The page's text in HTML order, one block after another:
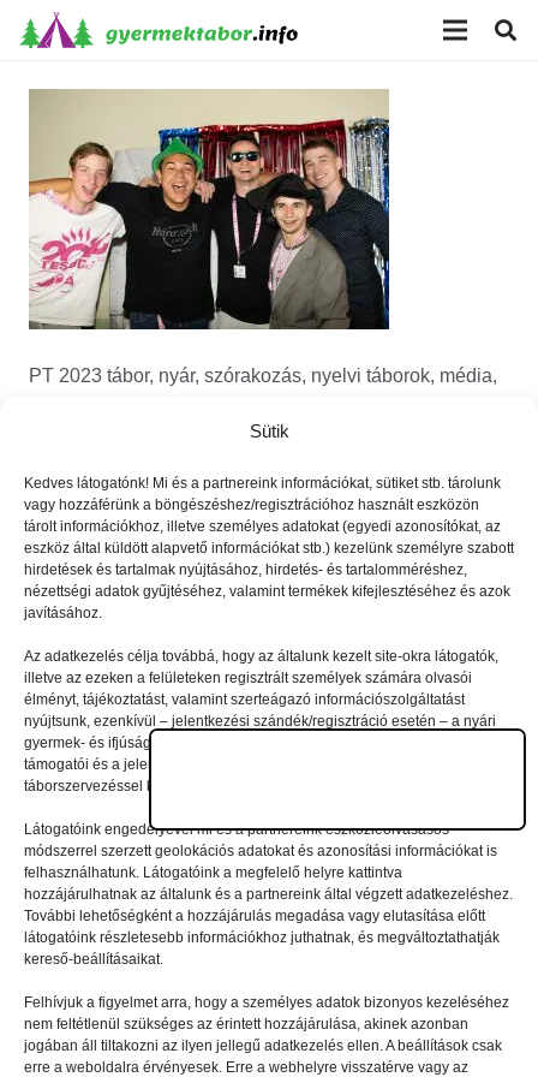
Sütik
Kedves látogatónk! Mi és a partnereink információkat, sütiket stb. tárolunk
vagy hozzáférünk a böngészéshez/regisztrációhoz használt eszközön
tárolt információkhoz, illetve személyes adatokat (egyedi azonosítókat, az
eszköz által küldött alapvető információkat stb.) kezelünk személyre szabott
hirdetések és tartalmak nyújtásához, hirdetés- és tartalomméréshez,
nézettségi adatok gyűjtéséhez, valamint termékek kifejlesztéséhez és azok
javításához.
Az adatkezelés célja továbbá, hogy az általunk kezelt site-okra látogatók,
illetve az ezeken a felületeken regisztrált személyek számára olvasói
élményt, tájékoztatást, valamint szerteágazó információszolgáltatást
nyújtsunk, ezenkívül – jelentkezési szándék/regisztráció esetén – a nyári
gyermek- és ifjúsági táborainkban való részvételhez biztosítsuk a
támogatói és a jelentkezési, valamint a számlázási feltételeket és a
táborszervezéssel kapcsolatos kommunikációt.
Látogatóink engedélyével mi és a partnereink eszközleolvasásos
módszerrel szerzett geolokációs adatokat és azonosítási információkat is
felhasználhatunk. Látogatóink a megfelelő helyre kattintva
hozzájárulhatnak az általunk és a partnereink által végzett adatkezeléshez.
További lehetőségként a hozzájárulás megadása vagy elutasítása előtt
látogatóink részletesebb információkhoz juthatnak, és megváltoztathatják
kereső-beállításaikat.
Felhívjuk a figyelmet arra, hogy a személyes adatok bizonyos kezeléséhez
nem feltétlenül szükséges az érintett hozzájárulása, akinek azonban
jogában áll tiltakozni az ilyen jellegű adatkezelés ellen. A beállítások csak
erre a weboldalra érvényesek. Erre a webhelyre visszatérve vagy az
PT 2023 tábor, nyár, szórakozás, nyelvi táborok, média,
tánctábor, kuktatábor, informatika, írótábor, színésztábor,
pénz, tőzsde, környezet, tudóstábor
Vélemény, hozzászólás?
*karakterrel jelöltük
A nevem, e-mail-címem, és weboldalcímem mentése
a böngészőben a következő hozzászólásomhoz.